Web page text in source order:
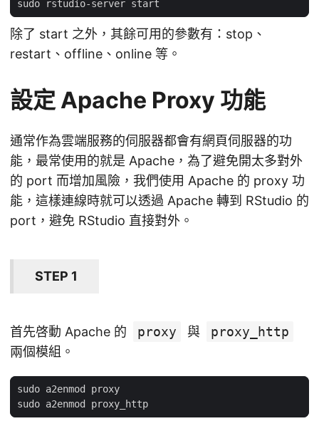
除了 start 之外，其餘可用的參數有：stop、
restart、offline、online 等。
設定 Apache Proxy 功能
通常作為雲端服務的伺服器都會有網頁伺服器的功
能，最常使用的就是 Apache，為了避免開太多對外
的 port 而增加風險，我們使用 Apache 的 proxy 功
能，這樣連線時就可以透過 Apache 轉到 RStudio 的
port，避免 RStudio 直接對外。
STEP 1
首先啓動 Apache 的 proxy 與
proxy_http
兩個模組。